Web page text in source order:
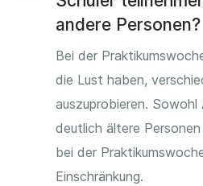
andere Personen?
Bei der
die Lust haben,
auszuprobieren.
deutlich ältere
bei der
Einschränkung.